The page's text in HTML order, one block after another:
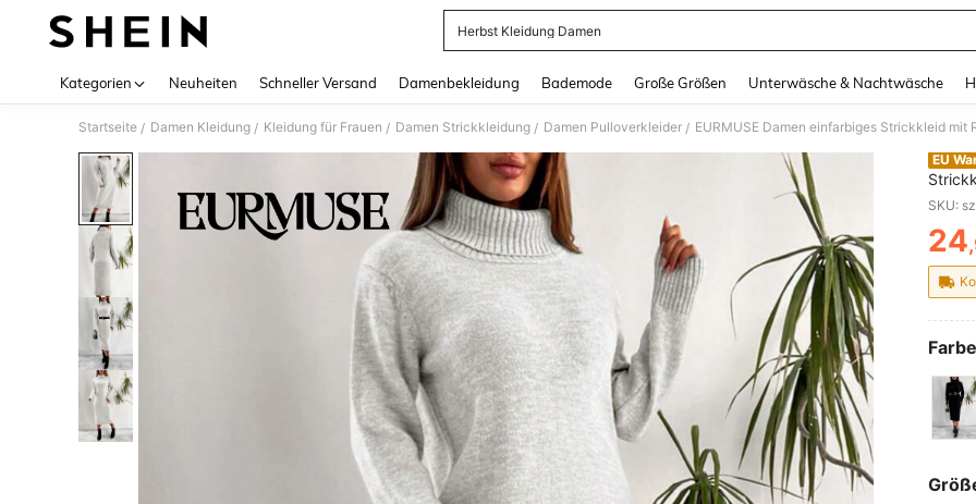
Herbst Kleidung Damen
Kategorien Neuheiten Schneller Versand Damenbekleidung Bademode Große Größen Unterwäsche & Nachtwäsche
Startseite / Damen Kleidung / Kleidung für Frauen / Damen Strickkleidung / Damen Pulloverkleider / EURMUSE Damen einfarbiges Strickkleid
EU
24